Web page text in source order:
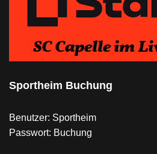
Sportheim Buchung
Benutzer: Sportheim
Passwort: Buchung